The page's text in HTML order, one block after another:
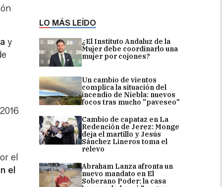
LO MÁS LEÍDO
¿El Instituto Andaluz de la
Mujer debe coordinarlo una
mujer por cojones?
Un cambio de vientos
complica la situación del
incendio de Niebla: nuevos
focos tras mucho "paveseo"
Cambio de capataz en La
Redención de Jerez: Monge
deja el martillo y Jesús
Sánchez Lineros toma el
relevo
Abraham Lanza afronta un
nuevo mandato en El
Soberano Poder: la casa
y
el
el